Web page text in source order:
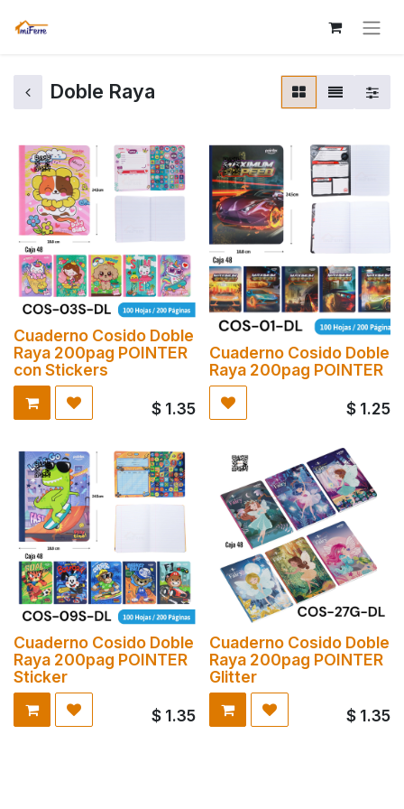
Doble Raya
Cuaderno Cosido Doble
Raya 200pag POINTER
con Stickers
$ 1.35
Cuaderno Cosido Doble
Raya 200pag POINTER
$ 1.25
Cuaderno Cosido Doble
Raya 200pag POINTER
Sticker
$ 1.35
Cuaderno Cosido Doble
Raya 200pag POINTER
Glitter
$ 1.35